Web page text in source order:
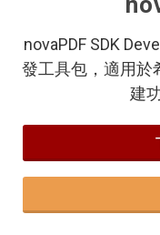
novaPDF SDK
發工具包，適用於
建